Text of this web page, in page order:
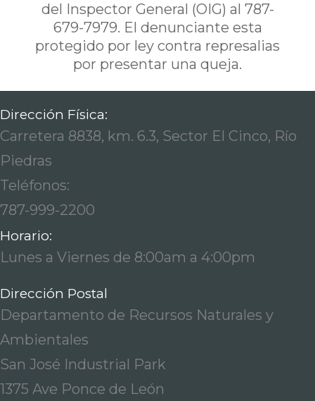
del Inspector General (OIG) al 787-
679-7979. El denunciante esta
protegido por ley contra represalias
por presentar una queja.
Dirección Física:
Carretera 8838, km. 6.3, Sector El Cinco, Río
Piedras
Teléfonos:
787-999-2200
Horario:
Lunes a Viernes de 8:00am a 4:00pm
Dirección Postal
Departamento de Recursos Naturales y
Ambientales
San José Industrial Park
1375 Ave Ponce de León